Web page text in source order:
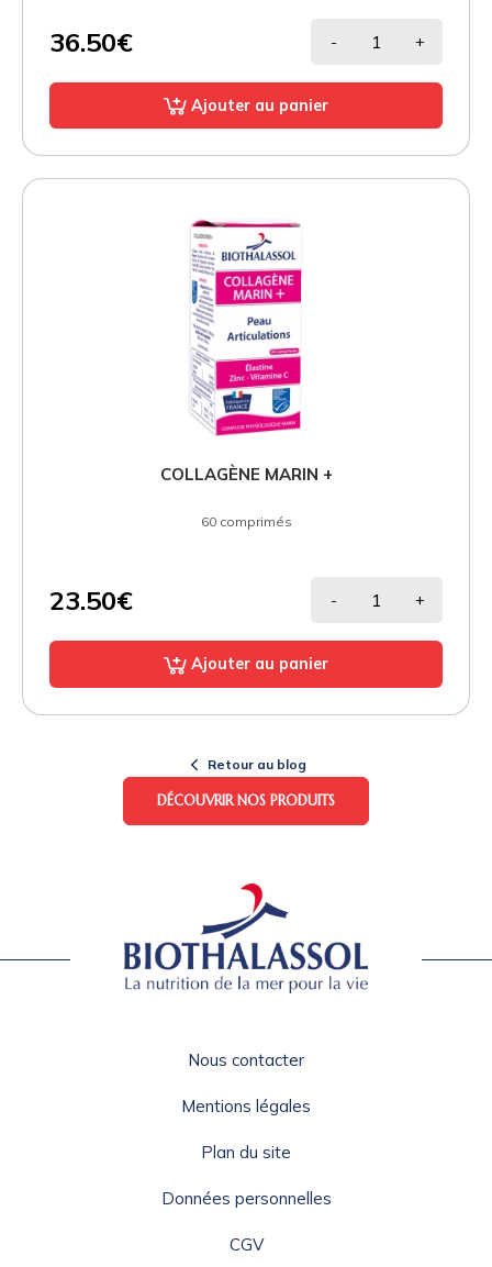
36.50€ - +
Ajouter au panier
COLLAGÈNE MARIN +
60 comprimés
23.50€ - +
Ajouter au panier
Retour au blog
DÉCOUVRIR NOS PRODUITS
Nous contacter
Mentions légales
Plan du site
Données personnelles
CGV